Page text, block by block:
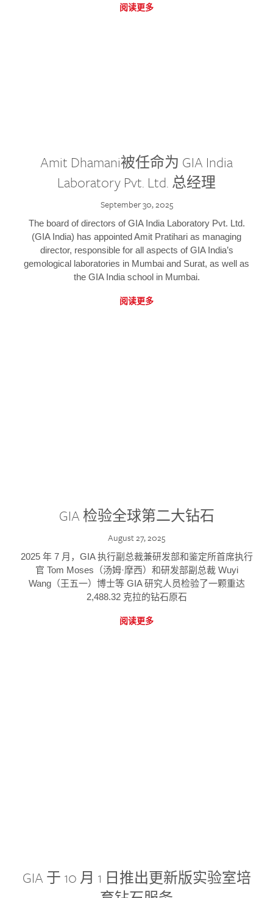
阅读更多
Amit Dhamani被任命为 GIA India
Laboratory Pvt. Ltd. 总经理
September 30, 2025
The board of directors of GIA India Laboratory Pvt. Ltd.
(GIA India) has appointed Amit Pratihari as managing
director, responsible for all aspects of GIA India’s
gemological laboratories in Mumbai and Surat, as well as
the GIA India school in Mumbai.
阅读更多
GIA 检验全球第二大钻石
August 27, 2025
2025 年 7 月，GIA 执行副总裁兼研发部和鉴定所首席执行
官 Tom Moses（汤姆·摩西）和研发部副总裁 Wuyi
Wang（王五一）博士等 GIA 研究人员检验了一颗重达
2,488.32 克拉的钻石原石
阅读更多
GIA 于 10 月 1 日推出更新版实验室培